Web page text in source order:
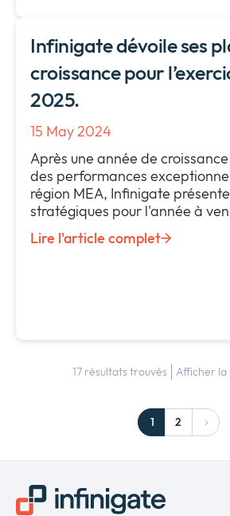
Infinigate dévoile ses
croissance pour
2025.
15 May 2024
Après une année de
des performances
région MEA, Infinigate
stratégiques pour l'année à
Lire l'article complet
17résultats trouvés Afficher la
Page
1 Page
2
N